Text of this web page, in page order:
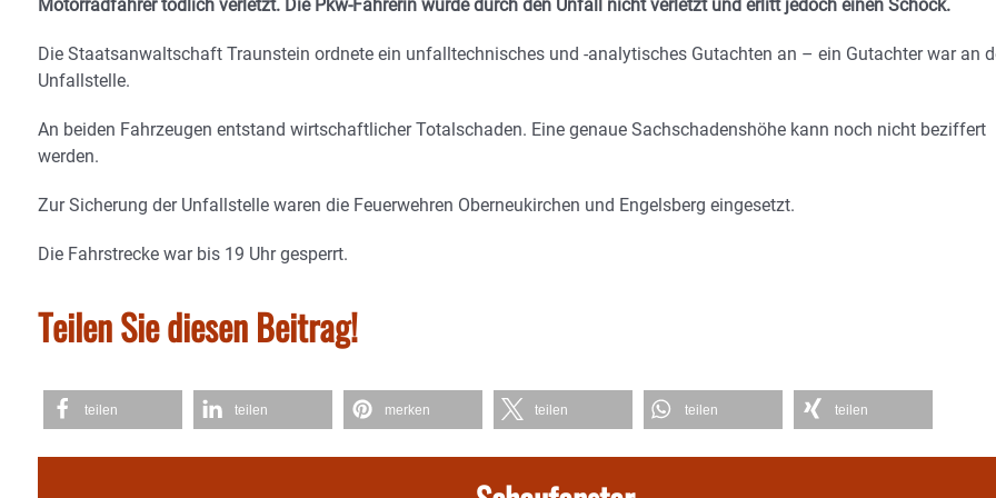
Motorradfahrer tödlich verletzt. Die Pkw-Fahrerin wurde durch den Unfall nicht verletzt und erlitt jedoch einen Schock.
Die Staatsanwaltschaft Traunstein ordnete ein unfalltechnisches und -analytisches Gutachten an – ein Gutachter war an
Unfallstelle.
An beiden Fahrzeugen entstand wirtschaftlicher Totalschaden. Eine genaue Sachschadenshöhe kann noch nicht beziffert
werden.
Zur Sicherung der Unfallstelle waren die Feuerwehren Oberneukirchen und Engelsberg eingesetzt.
Die Fahrstrecke war bis 19 Uhr gesperrt.
Teilen Sie diesen Beitrag!
teilen teilen merken teilen teilen teilen